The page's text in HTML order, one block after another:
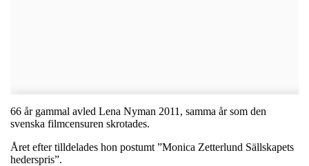
66 år gammal avled Lena Nyman 2011, samma år som den
svenska filmcensuren skrotades.
Året efter tilldelades hon postumt ”Monica Zetterlund Sällskapets
hederspris”.